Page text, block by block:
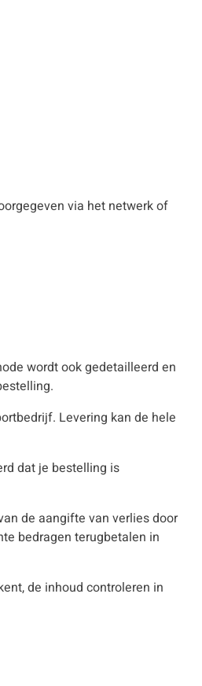
via het netwerk of
wordt ook gedetailleerd en
Levering kan de hele
dat je bestelling is
de aangifte van verlies door
bedragen terugbetalen in
de inhoud controleren in